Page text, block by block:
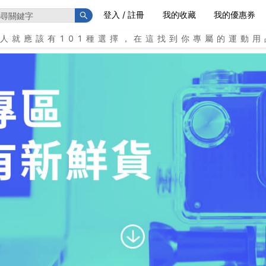
登入 / 註冊 我的收藏 我的優惠券
就應該有101種選擇，在這找到你專屬的運動用